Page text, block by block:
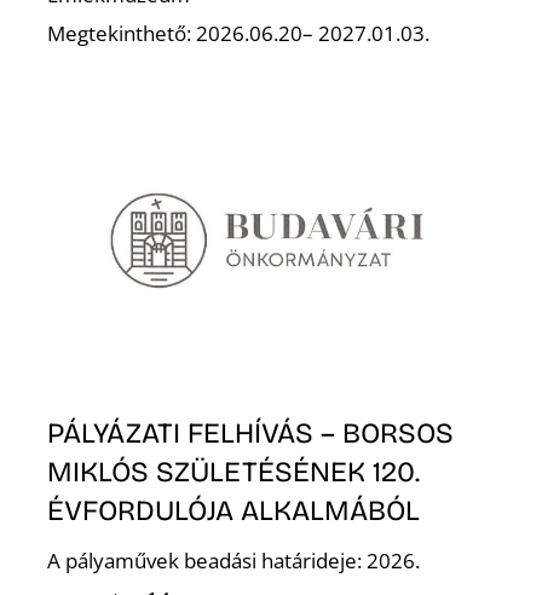
Megtekinthető: 2026.06.20– 2027.01.03.
PÁLYÁZATI FELHÍVÁS – BORSOS
MIKLÓS SZÜLETÉSÉNEK 120.
ÉVFORDULÓJA ALKALMÁBÓL
A pályaművek beadási határideje: 2026.